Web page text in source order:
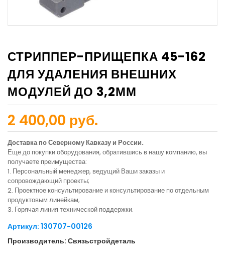
СТРИППЕР-ПРИЩЕПКА 45-162
ДЛЯ УДАЛЕНИЯ ВНЕШНИХ
МОДУЛЕЙ ДО 3,2ММ
2 400,00 руб.
Доставка по Северному Кавказу и России.
Еще до покупки оборудования, обратившись в нашу компанию, вы
получаете преимущества:
1. Персональный менеджер, ведущий Ваши заказы и
сопровождающий проекты;
2. Проектное консультирование и консультирование по отдельным
продуктовым линейкам;
3. Горячая линия технической поддержки.
Артикул: 130707-00126
Производитель: Связьстройдеталь